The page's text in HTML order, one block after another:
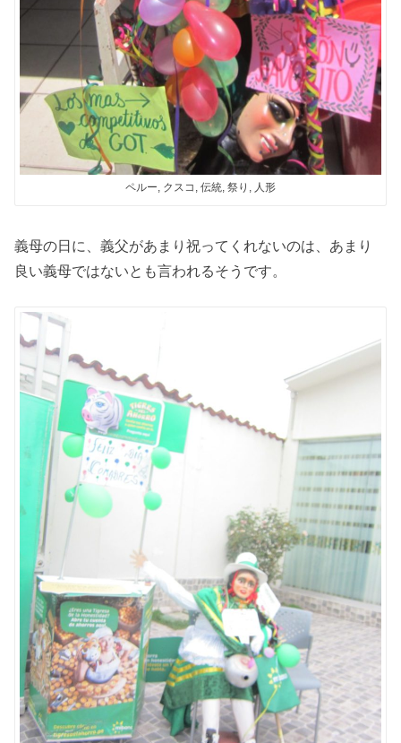
ペルー, クスコ, 伝統, 祭り, 人形
義母の日に、義父があまり祝ってくれないのは、あまり
良い義母ではないとも言われるそうです。